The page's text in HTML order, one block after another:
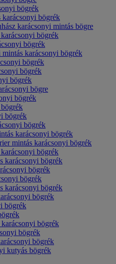
bögrék
karácsonyi bögrék
karácsonyi mintás bögre
bögrék
bögrék
karácsonyi bögrék
bögrék
bögrék
bögrék
bögre
bögrék
bögrék
bögrék
karácsonyi bögrék
mintás karácsonyi bögrék
bögrék
karácsonyi bögrék
bögrék
bögrék
karácsonyi bögrék
bögrék
bögrék
bögrék
bögrék
bögrék
kutyás bögrék